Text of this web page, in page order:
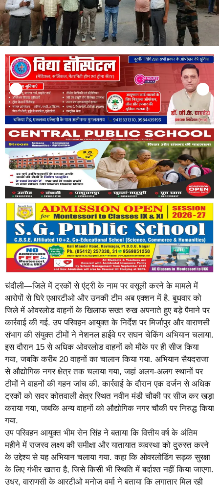
चंदौली—जिले में ट्रकों से एंट्री के नाम पर वसूली करने के मामले में
आरोपों से घिरे एआरटीओ और उनकी टीम अब एक्शन में है. बुधवार को
जिले में ओवरलोड वाहनों के खिलाफ सख्त रुख अपनाते हुए बड़े पैमाने पर
कार्रवाई की गई. उप परिवहन आयुक्त के निर्देश पर मिर्जापुर और वाराणसी
संभाग की संयुक्त टीमों ने नेशनल हाईवे पर सघन चेकिंग अभियान चलाया.
इस दौरान 15 से अधिक ओवरलोड वाहनों को मौके पर ही सीज किया
गया, जबकि करीब 20 वाहनों का चालान किया गया. अभियान सैयदराजा
से औद्योगिक नगर क्षेत्र तक चलाया गया, जहां अलग-अलग स्थानों पर
टीमों ने वाहनों की गहन जांच की. कार्रवाई के दौरान एक दर्जन से अधिक
ट्रकों को सदर कोतवाली क्षेत्र स्थित नवीन मंडी चौकी पर सीज कर खड़ा
कराया गया, जबकि अन्य वाहनों को औद्योगिक नगर चौकी पर निरुद्ध किया
गया.
उप परिवहन आयुक्त भीम सेन सिंह ने बताया कि वित्तीय वर्ष के अंतिम
महीने में राजस्व लक्ष्य की समीक्षा और यातायात व्यवस्था को दुरुस्त करने
के उद्देश्य से यह अभियान चलाया गया. कहा कि ओवरलोडिंग सड़क सुरक्षा
के लिए गंभीर खतरा है, जिसे किसी भी स्थिति में बर्दाश्त नहीं किया जाएगा.
उधर, वाराणसी के आरटीओ मनोज वर्मा ने बताया कि लगातार मिल रही